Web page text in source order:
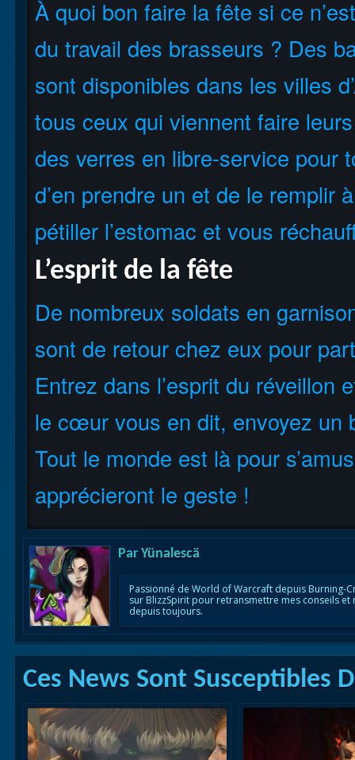
À quoi bon faire la fête si ce
du travail des brasseurs ? Des
sont disponibles dans les villes
tous ceux qui viennent faire
des verres en libre-service pour
d’en prendre un et de le remplir
pétiller l’estomac et vous
L’esprit de la fête
De nombreux soldats en
sont de retour chez eux pour
Entrez dans l’esprit du réveillon
le cœur vous en dit, envoyez un
Tout le monde est là pour
apprécieront le geste !
Par Yünalescä
Passionné de World of Warcraft depuis Burning-
sur BlizzSpirit pour retransmettre mes conseils
depuis toujours.
Ces News Sont Susceptibles